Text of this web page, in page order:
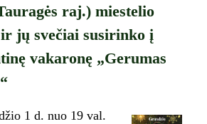
raj.) miestelio
jų svečiai susirinko į
vakaronę „Gerumas
1 d. nuo 19 val.